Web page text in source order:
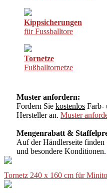
Kippsicherungen
für Fussballtore
Tornetze
Fußballtornetze
Muster anfordern:
Fordern Sie kostenlos Farb-
Hersteller an. Muster
Mengenrabatt &
Auf der Händlerseite finden
und besondere Konditionen.
Tornetz 240 x 160 cm für